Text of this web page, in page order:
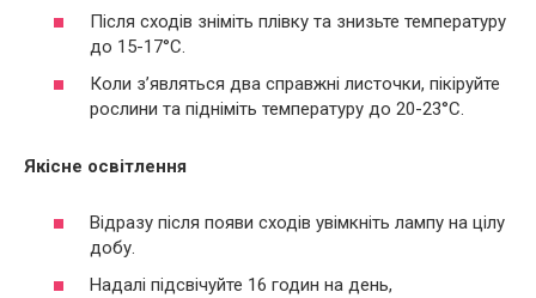
Після сходів зніміть плівку та знизьте температуру
до 15-17°C.
Коли з’являться два справжні листочки, пікіруйте
рослини та підніміть температуру до 20-23°C.
Якісне освітлення
Відразу після появи сходів увімкніть лампу на цілу
добу.
Надалі підсвічуйте 16 годин на день,